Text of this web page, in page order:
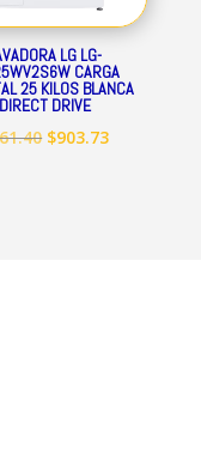
LG LG-
CARGA
25 KILOS BLANCA
DIRECT DRIVE
El
$903.73El